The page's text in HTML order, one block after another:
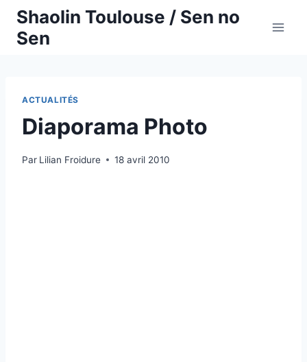
Aller
contenu
Shaolin Toulouse / Sen no
Sen
ACTUALITÉS
Diaporama Photo
Par Lilian Froidure 18 avril 2010